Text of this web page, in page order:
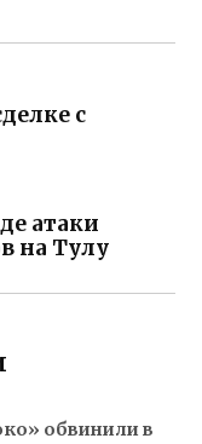
с
атаки
на Тулу
обвинили в